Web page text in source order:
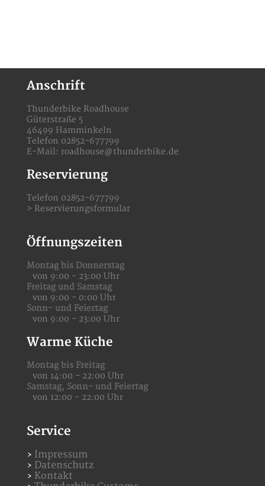
Anschrift
Thunderbike Roadhouse
Güterstraße 5
46499 Hamminkeln
Telefon 02852-677799
E-Mail: roadhouse@thunderbike.de
Reservierung
Telefon 02852-677799
> Reservierungsformular
Öffnungszeiten
Montag bis Donnerstag
von 9:00 - 23:00 Uhr
Freitag und Samstag
von 9:00 - 0:00 Uhr
Sonn- und Feiertag
von 9:00 - 23:00 Uhr
Warme Küche
Montag bis Freitag
von 14:00 - 22:00 Uhr
Samstag, Sonn- und Feiertag
von 12:00 - 22:00 Uhr
Service
Impressum
Datenschutz
Kontakt